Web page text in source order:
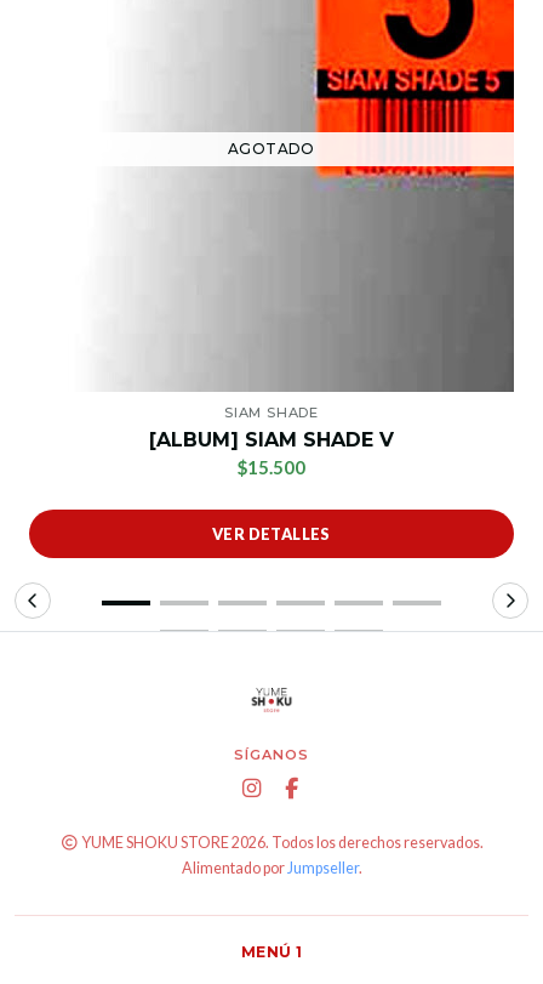
AGOTADO
SIAM SHADE
[ALBUM] SIAM SHADE V
$15.500
VER DETALLES
SÍGANOS
YUME SHOKU STORE 2026. Todos los derechos reservados.
Alimentado por Jumpseller.
MENÚ 1